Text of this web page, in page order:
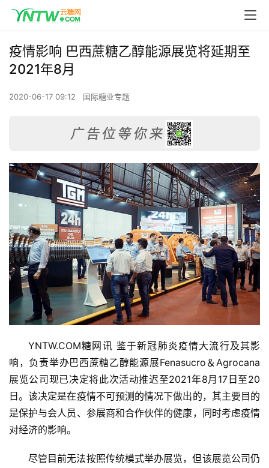
疫情影响 巴西蔗糖乙醇能源展览将延期至
2021年8月
2020-06-17 09:12 国际糖业专题
YNTW.COM糖网讯 鉴于新冠肺炎疫情大流行及其影
响，负责举办巴西蔗糖乙醇能源展Fenasucro＆Agrocana
展览公司现已决定将此次活动推迟至2021年8月17日至20
日。该决定是在疫情不可预测的情况下做出的，其主要目的
是保护与会人员、参展商和合作伙伴的健康，同时考虑疫情
对经济的影响。
尽管目前无法按照传统模式举办展览，但该展览公司仍